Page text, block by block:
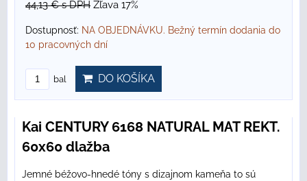
44,13 €s DPH Zľava 17%
Dostupnosť: NA OBJEDNÁVKU. Bežný termín dodania do
10 pracovných dní
bal DO KOŠÍKA
Kai CENTURY 6168 NATURAL MAT REKT.
60x60 dlažba
Jemné béžovo-hnedé tóny s dizajnom kameňa to sú